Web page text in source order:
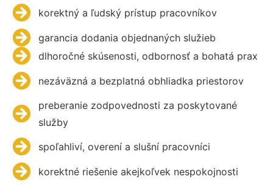
korektný a ľudský prístup pracovníkov
garancia dodania objednaných služieb
dlhoročné skúsenosti, odbornosť a bohatá prax
nezáväzná a bezplatná obhliadka priestorov
preberanie zodpovednosti za poskytované
služby
spoľahliví, overení a slušní pracovníci
korektné riešenie akejkoľvek nespokojnosti